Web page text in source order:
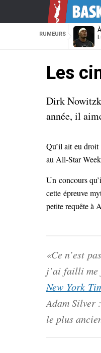
RUMEURS
Les
Dirk
année, il
Qu’il ait eu
au All-Star
Un concours
cette épreuve
petite requête à
«Ce n’est
j’ai failli me
New York
Adam Silver
le plus